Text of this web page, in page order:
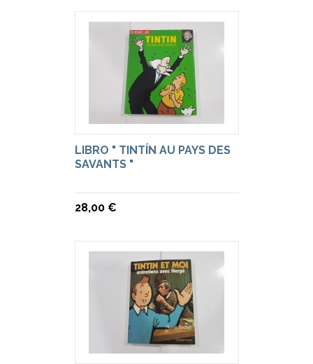
LIBRO " TINTÍN AU PAYS DES
SAVANTS "
28,00 €